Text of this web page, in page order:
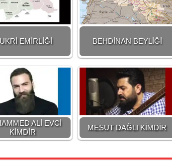
EMİRLİĞİ BEHDİNAN BEYLİĞİ
ALİ EVCİ
KİMDİR
MESUT DAĞLI KİMDİR